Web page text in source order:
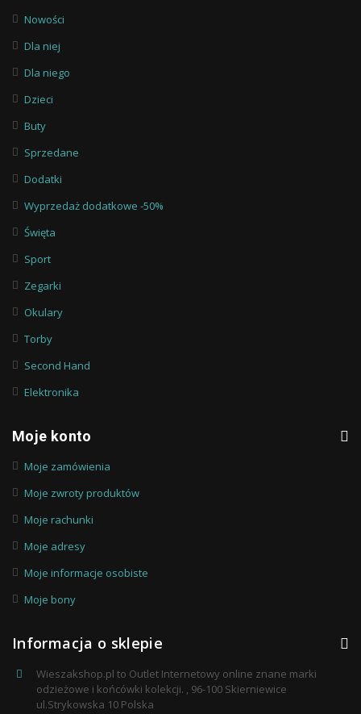
Nowości
Dla niej
Dla niego
Dzieci
Buty
Sprzedane
Dodatki
Wyprzedaż dodatkowe -50%
Święta
Sport
Zegarki
Okulary
Torby
Second Hand
Elektronika
Moje konto
Moje zamówienia
Moje zwroty produktów
Moje rachunki
Moje adresy
Moje informacje osobiste
Moje bony
Informacja o sklepie
Wieszakshop.pl to Outlet Internetowy online znane marki
odzieżowe i końcówki kolekcji. , 96-100 Skierniewice
ul.Strykowska 10 Polska